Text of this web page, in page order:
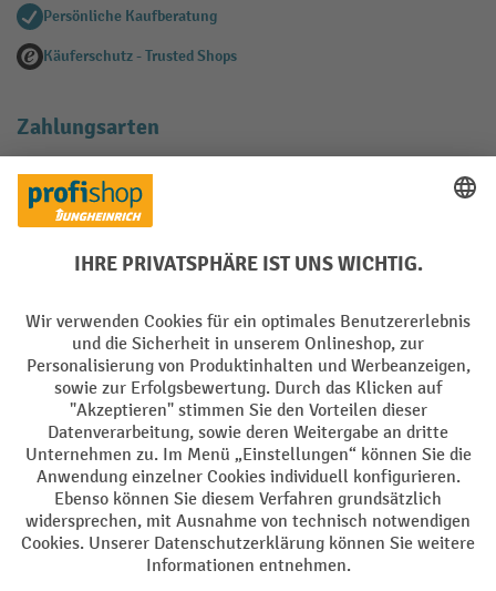
Persönliche Kaufberatung
Käuferschutz - Trusted Shops
Zahlungsarten
Creditcard (Master)
Facebook
YouTube
LinkedIn
Instagram
AGB Impressum Datenschutz
Barrierefreiheit Privacy Settings
Alle Preise exkl. gesetzl. Mehrwertsteuer zzgl.Versandkosten und ggf.
Nachnahmegebühren, wenn nicht anders angegeben.